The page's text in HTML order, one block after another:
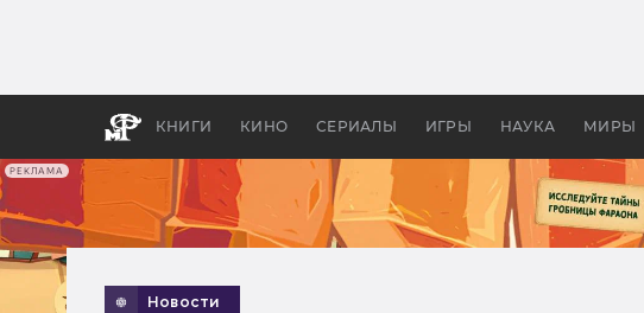
РЕКЛАМА
КНИГИ КИНО СЕРИАЛЫ ИГРЫ НАУКА МИРЫ
бы «Властелина
Новости